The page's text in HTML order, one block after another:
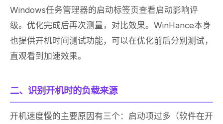
Windows任务管理器的启动标签页查看启动影响评
级。优化完成后再次测量，对比效果。WinHance本身
也提供开机时间测试功能，可以在优化前后分别测试，
直观看到加速效果。
二、识别开机时的负载来源
开机速度慢的主要原因有三个：启动项过多（软件在开